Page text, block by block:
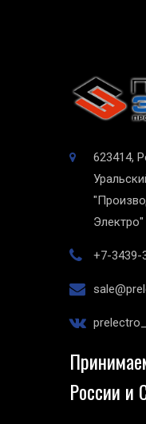
623414,
Электро"
+7-3439-
России и